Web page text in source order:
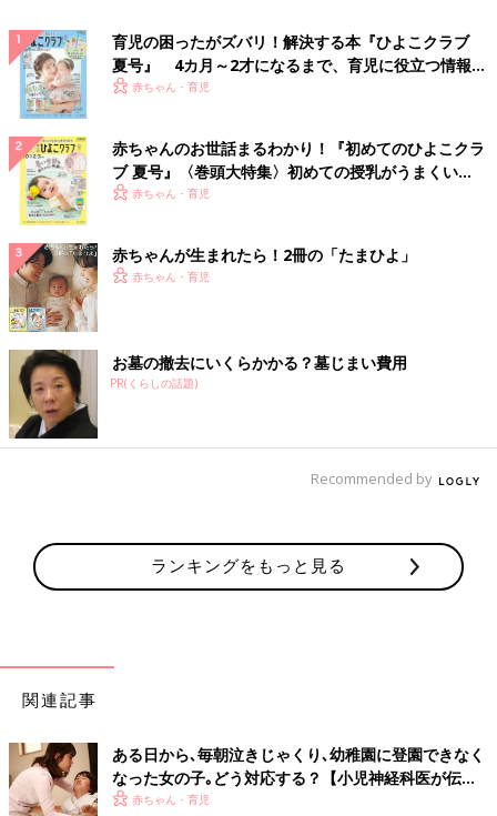
育児の困ったがズバリ！解決する本『ひよこクラブ
夏号』 4カ月～2才になるまで、育児に役立つ情報が
いっぱい！
赤ちゃん・育児
赤ちゃんのお世話まるわかり！『初めてのひよこクラ
ブ 夏号』〈巻頭大特集〉初めての授乳がうまくい
く！ おっぱい・ミルクの基本と夏のトラブル 解決テ
赤ちゃん・育児
赤ちゃんが生まれたら！2冊の「たまひよ」
赤ちゃん・育児
お墓の撤去にいくらかかる？墓じまい費用
PR(くらしの話題)
Recommended by
ランキングをもっと見る
関連記事
ある日から､毎朝泣きじゃくり､幼稚園に登園できなく
なった女の子｡どう対応する？【小児神経科医が伝え
る〜親子のゆくり〜】
赤ちゃん・育児